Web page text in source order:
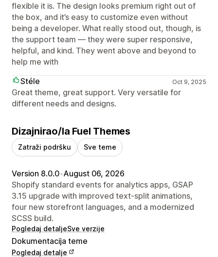
flexible it is. The design looks premium right out of
the box, and it’s easy to customize even without
being a developer. What really stood out, though, is
the support team — they were super responsive,
helpful, and kind. They went above and beyond to
help me with
Stéle
Oct 9, 2025
Great theme, great support. Very versatile for
different needs and designs.
Dizajnirao/la Fuel Themes
Zatraži podršku Sve teme
Version 8.0.0•August 06, 2026
Shopify standard events for analytics apps, GSAP
3.15 upgrade with improved text-split animations,
four new storefront languages, and a modernized
SCSS build.
Pogledaj detaljeSve verzije
Dokumentacija teme
Pogledaj detalje